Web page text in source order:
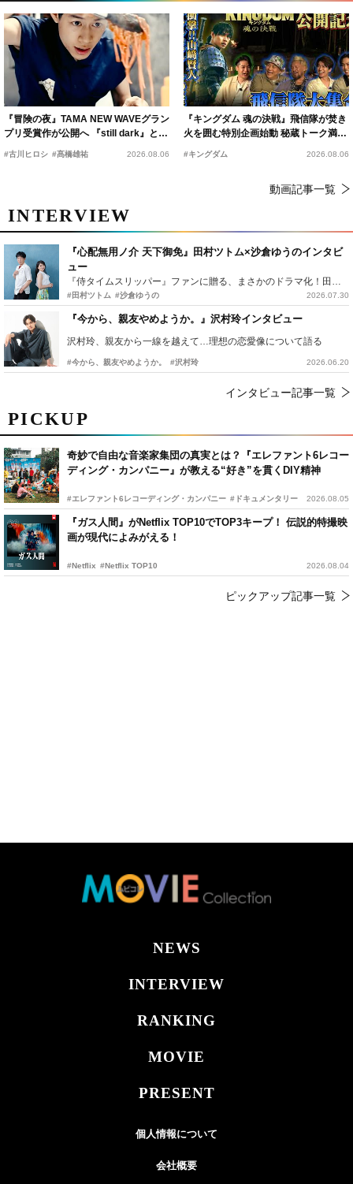
PICKUP
奇妙で自由な音楽家集団の真実とは？『エレファント6レコー
ディング・カンパニー』が教える“好き”を貫くDIY精神
#エレファント6レコーディング・カンパニー #ドキュメンタリー 2026.08.05
『ガス人間』がNetflix TOP10でTOP3キープ！ 伝説的特撮映
画が現代によみがえる！
#Netflix #Netflix TOP10 2026.08.04
ピックアップ記事一覧
『冒険の夜』TAMA NEW WAVEグラン
プリ受賞作が公開へ 『still dark』と同
時上映決定
#古川ヒロシ #髙橋雄祐 2026.08.06
『キングダム 魂の決戦』飛信隊が焚き
火を囲む特別企画始動 秘蔵トーク満載
の“キングダムキャンプ”開催
#キングダム 2026.08.06
動画記事一覧
INTERVIEW
『心配無用ノ介 天下御免』田村ツトム×沙倉ゆうのインタビ
ュー
『侍タイムスリッパー』ファンに贈る、まさかのドラマ化！田村ツトム×沙倉ゆうのが語る『心配無用ノ介』撮影秘話
#田村ツトム #沙倉ゆうの 2026.07.30
『今から、親友やめようか。』沢村玲インタビュー
沢村玲、親友から一線を越えて…理想の恋愛像について語る
#今から、親友やめようか。 #沢村玲 2026.06.20
インタビュー記事一覧
NEWS
INTERVIEW
RANKING
MOVIE
PRESENT
個人情報について
会社概要